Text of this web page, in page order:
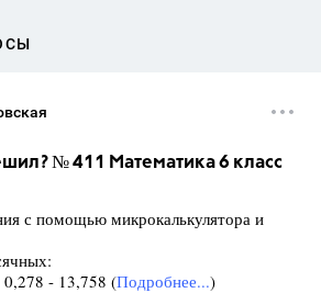
№ 411 Математика 6 класс
с помощью микрокалькулятора и
0,278 - 13,758 (Подробнее...)